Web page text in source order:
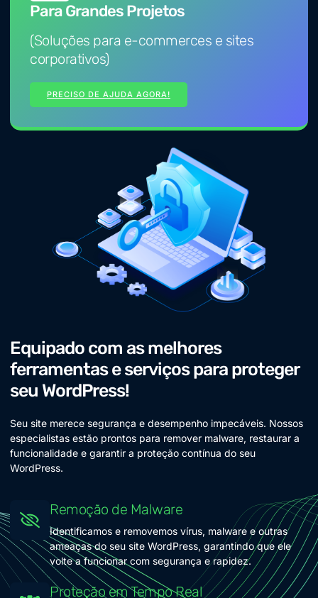
Para Grandes Projetos
(Soluções para e-commerces e sites
corporativos)
PRECISO DE AJUDA AGORA!
Equipado com as melhores
ferramentas e serviços para proteger
seu WordPress!
Seu site merece segurança e desempenho impecáveis. Nossos
especialistas estão prontos para remover malware, restaurar a
funcionalidade e garantir a proteção contínua do seu
WordPress.
Remoção de Malware
Identificamos e removemos vírus, malware e outras
ameaças do seu site WordPress, garantindo que ele
volte a funcionar com segurança e rapidez.
Proteção em Tempo Real